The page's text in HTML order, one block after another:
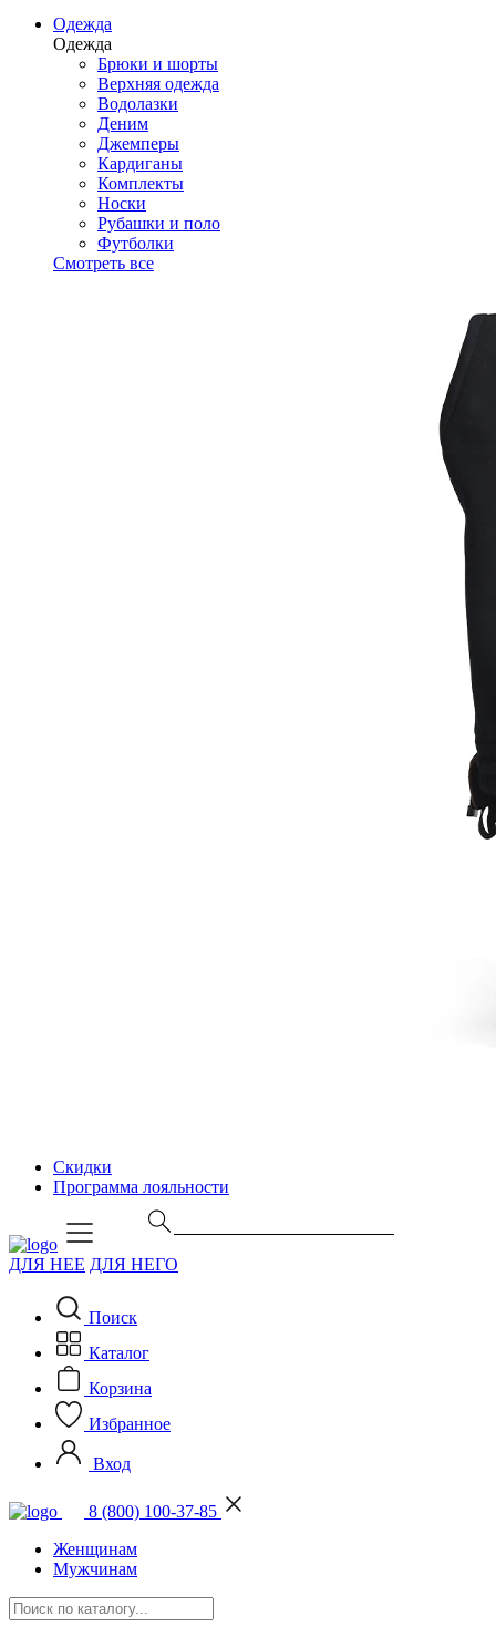
Одежда
Одежда
Брюки и шорты
Верхняя одежда
Водолазки
Деним
Джемперы
Кардиганы
Комплекты
Носки
Рубашки и поло
Футболки
Смотреть все
Скидки
Программа лояльности
ДЛЯ НЕЕ ДЛЯ НЕГО
Поиск
Каталог
Корзина
Избранное
Вход
8 (800) 100-37-85
Женщинам
Мужчинам